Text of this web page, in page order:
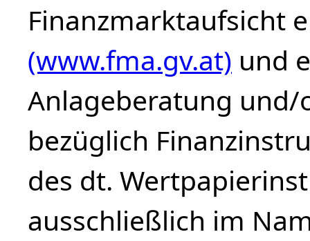
Finanzmarktaufsicht
(www.fma.gv.at) und
Anlageberatung
bezüglich
des dt.
ausschließlich im